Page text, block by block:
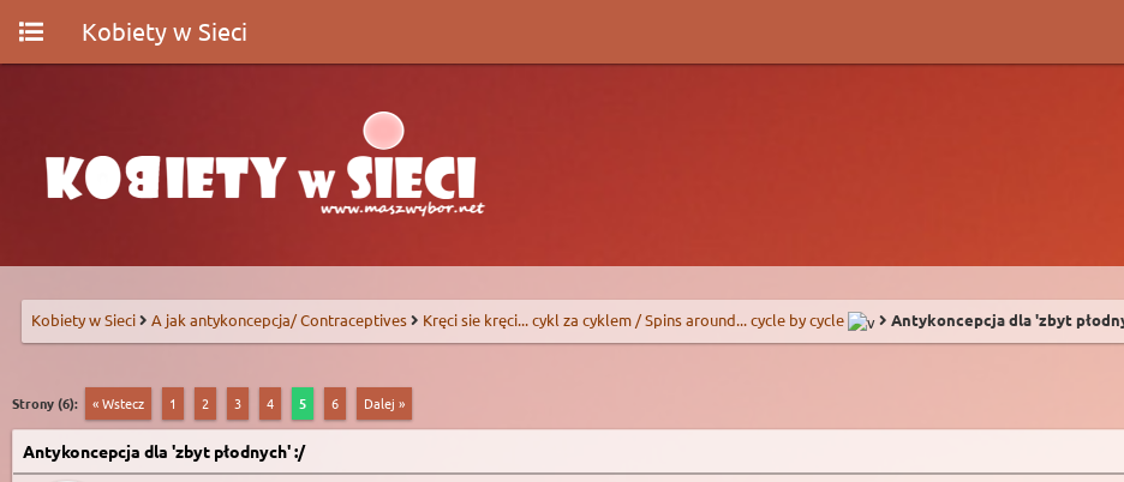
Kobiety w Sieci
Kobiety w Sieci A jak antykoncepcja/ Contraceptives Kręci sie kręci... cykl za cyklem / Spins around... cycle by cycle Antykoncepcja dla 'zbyt
Strony (6): « Wstecz 1 2 3 4 5 6 Dalej »
Antykoncepcja dla 'zbyt płodnych' :/